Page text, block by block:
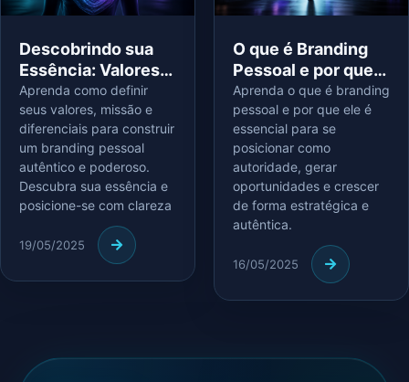
Descobrindo sua
Essência: Valores,
Missão e
Diferenciais
Aprenda como definir
seus valores, missão e
diferenciais para construir
um branding pessoal
autêntico e poderoso.
Descubra sua essência e
posicione-se com clareza
19/05/2025
O que é Branding
Pessoal e por que
você precisa
começar agora
Aprenda o que é branding
pessoal e por que ele é
essencial para se
posicionar como
autoridade, gerar
oportunidades e crescer
de forma estratégica e
autêntica.
16/05/2025